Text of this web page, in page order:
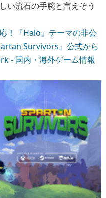
い流石の手腕と言えそう
！『Halo』テーマの非公
Survivors』公式から
- 国内・海外ゲーム情報